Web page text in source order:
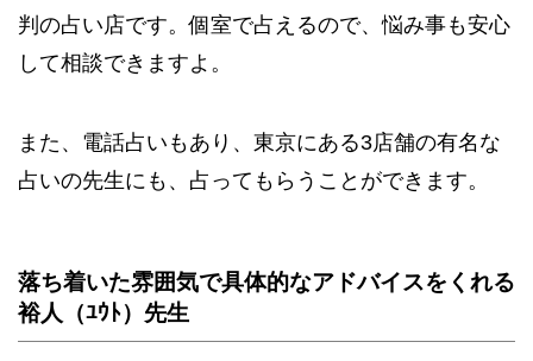
判の占い店です。個室で占えるので、悩み事も安心
して相談できますよ。
また、電話占いもあり、東京にある3店舗の有名な
占いの先生にも、占ってもらうことができます。
落ち着いた雰囲気で具体的なアドバイスをくれる
裕人（ﾕｳﾄ）先生